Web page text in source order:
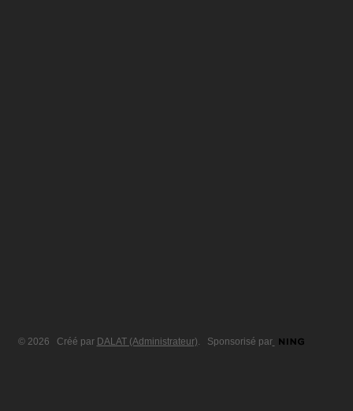
© 2026 Créé par DALAT (Administrateur). Sponsorisé par